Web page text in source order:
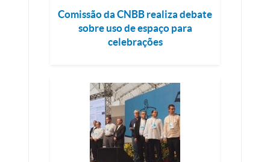
Comissão da CNBB realiza debate
sobre uso de espaço para
celebrações